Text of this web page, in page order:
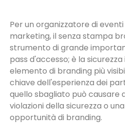
Per un organizzatore di
marketing, il senza stampa
strumento di grande
pass d'accesso; è la
elemento di branding più
chiave dell'esperienza dei
quello sbagliato può causare
violazioni della sicurezza o
opportunità di branding.